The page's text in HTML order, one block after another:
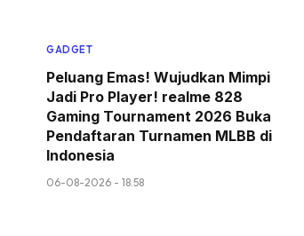
GADGET
Peluang Emas! Wujudkan Mimpi
Jadi Pro Player! realme 828
Gaming Tournament 2026 Buka
Pendaftaran Turnamen MLBB di
Indonesia
06-08-2026 - 18.58